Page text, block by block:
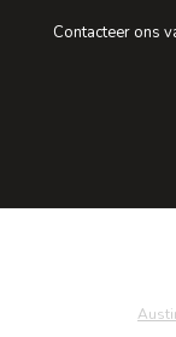
Contacteer ons